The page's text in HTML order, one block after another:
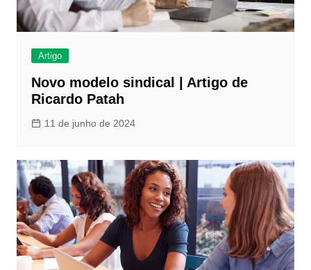
Artigo
Novo modelo sindical | Artigo de
Ricardo Patah
11 de junho de 2024